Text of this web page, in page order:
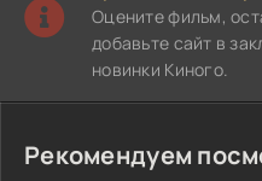
Оцените фильм,
добавьте сайт в
новинки Киного.
Рекомендуем